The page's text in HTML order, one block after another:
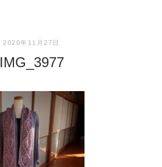
2020年11月27日
IMG_3977